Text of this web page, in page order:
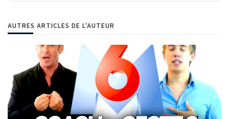
AUTRES ARTICLES DE L'AUTEUR